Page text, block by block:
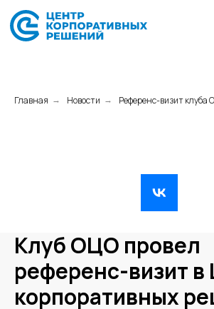
Главная → Новости → Референс-визит клуба
Клуб ОЦО провел
референс-визит в
корпоративных